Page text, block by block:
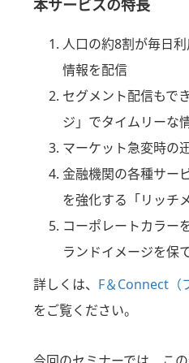
本サービスの特長
人口の約8割が毎日
情報を配信
セグメント配信もで
ジ」でタイムリーな
マーケット急変時の
金融機関の各種サー
を強化する「リッチ
コーポレートカラー
ランドイメージを保
詳しくは、 F＆Connect（
をご覧ください。